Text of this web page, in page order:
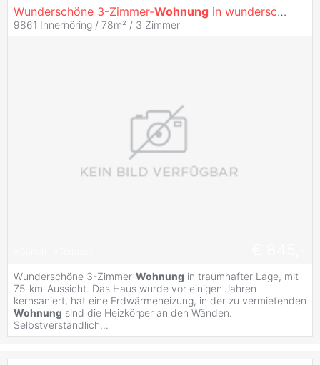
Wunderschöne 3-Zimmer-Wohnung in wunderschöner Umgebung
9861 Innernöring / 78m² / 3 Zimmer
Wunderschöne 3-Zimmer-Wohnung in traumhafter Lage, mit
75-km-Aussicht. Das Haus wurde vor einigen Jahren
kernsaniert, hat eine Erdwärmeheizung, in der zu vermietenden
Wohnung sind die Heizkörper an den Wänden.
Selbstverständlich...